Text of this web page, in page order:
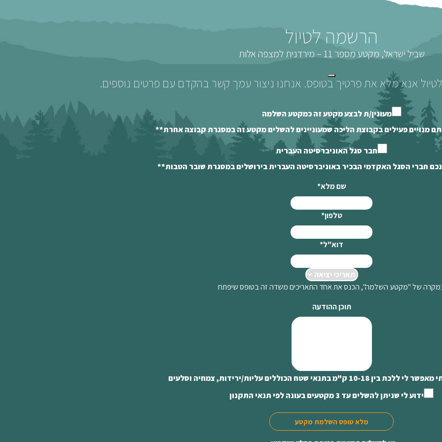
הרשמה לטיול
שביל ישראל, מקטע מספר 11 – מירדנית למצפה אלות
אנא מלא את פרטיך בטופס. אנחנו ניצור עמך קשר בהקדם עם פרטים נוספים.
מעונין/ת לבצע מקטע זה כמקטע השלמה
מנויים פעילים בקבוצת הליכה שמעוניינים להשלים מקטע זה במסגרת קבוצה אחרת**
חבר סגל האוניברסיטה העברית
חברי הסגל האקדמי הבכיר באוניברסיטה העברית בירושלים במסגרת שובר הטבות**
שם מלא*
טלפון*
דוא"ל*
של "מקטע השלמה", הכנס את אחד התאריכים משדה זה בטופס שיפתח
תוכן ההודעה
18 ק"מ בתנאי שטח הכוללים עליות/ירידות, צמחיה וסלעים
ידוע לי שניתן להשלים עד 3 מקטעים בעונה לפי תנאי התקנון
מלא טופס השלמת מקטע